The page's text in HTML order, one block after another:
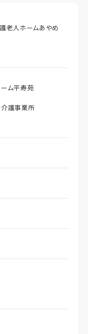
人ホームあやめ
ム平寿苑
護事業所